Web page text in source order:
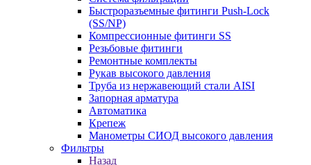
Быстроразъемные фитинги Push-Lock
(SS/NP)
Компрессионные фитинги SS
Резьбовые фитинги
Ремонтные комплекты
Рукав высокого давления
Труба из нержавеющий стали AISI
Запорная арматура
Автоматика
Крепеж
Манометры СИОД высокого давления
Фильтры
Назад